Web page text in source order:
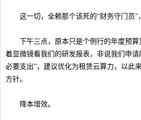
这一切，全赖那个该死的“财务守门员”
下午三点，原本只是个例行的年度预算
着显微镜看我们的研发报表，非说我们申请
必要支出”，建议优化为租赁云算力，以此
方针。
降本增效。